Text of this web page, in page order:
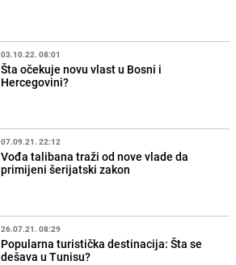
03.10.22. 08:01
Šta očekuje novu vlast u Bosni i
Hercegovini?
07.09.21. 22:12
Vođa talibana traži od nove vlade da
primijeni šerijatski zakon
26.07.21. 08:29
Popularna turistička destinacija: Šta se
dešava u Tunisu?